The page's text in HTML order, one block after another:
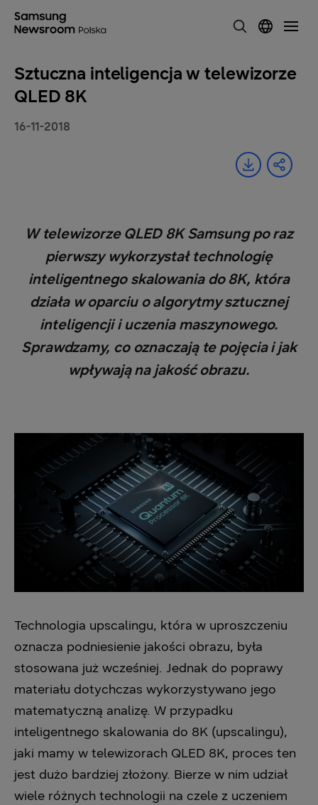
Sztuczna inteligencja w telewizorze
QLED 8K
16-11-2018
W telewizorze QLED 8K Samsung po raz
pierwszy wykorzystał technologię
inteligentnego skalowania do 8K, która
działa w oparciu o algorytmy sztucznej
inteligencji i uczenia maszynowego.
Sprawdzamy, co oznaczają te pojęcia i jak
wpływają na jakość obrazu.
Technologia upscalingu, która w uproszczeniu
oznacza podniesienie jakości obrazu, była
stosowana już wcześniej. Jednak do poprawy
materiału dotychczas wykorzystywano jego
matematyczną analizę. W przypadku
inteligentnego skalowania do 8K (upscalingu),
jaki mamy w telewizorach QLED 8K, proces ten
jest dużo bardziej złożony. Bierze w nim udział
wiele różnych technologii na czele z uczeniem